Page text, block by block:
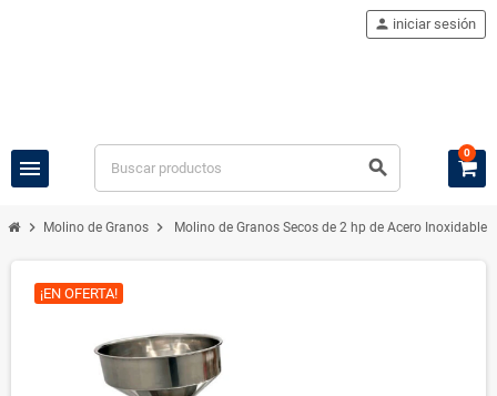
menu search
person iniciar sesión
0
chevron_right Molino de Granos chevron_right Molino de Granos Secos de 2 hp de Acero Inoxidable
¡EN OFERTA!